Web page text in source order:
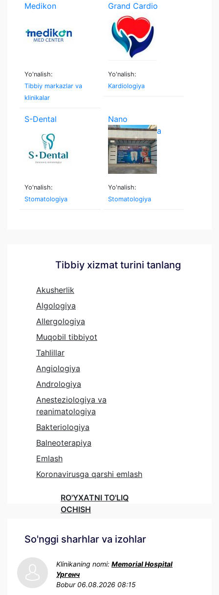
Medikon
Yo'nalish:
Tibbiy markazlar va
klinikalar
Grand Cardio
Yo'nalish:
Kardiologiya
S-Dental
Yo'nalish:
Stomatologiya
Nano
stomatologiya
Yo'nalish:
Stomatologiya
Tibbiy xizmat turini tanlang
Akusherlik
Algologiya
Allergologiya
Muqobil tibbiyot
Tahlillar
Angiologiya
Andrologiya
Anesteziologiya va
reanimatologiya
Bakteriologiya
Balneoterapiya
Emlash
Koronavirusga qarshi emlash
RO'YXATNI TO'LIQ
OCHISH
So'nggi sharhlar va izohlar
Klinikaning nomi: Memorial Hospital
Ургенч
Bobur 06.08.2026 08:15